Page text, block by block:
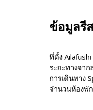
ข้อมูลรี
ที่ตั้ง
ระยะทางจา
การเดินทาง
จำนวนห้องพั